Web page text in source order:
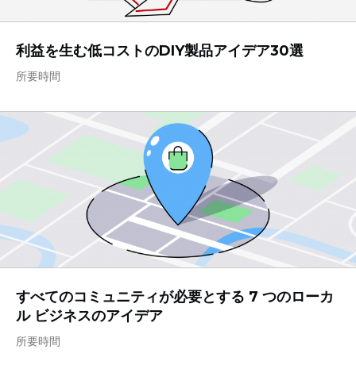
利益を生む低コストのDIY製品アイデア30選
所要時間
すべてのコミュニティが必要とする 7 つのローカ
ル ビジネスのアイデア
所要時間